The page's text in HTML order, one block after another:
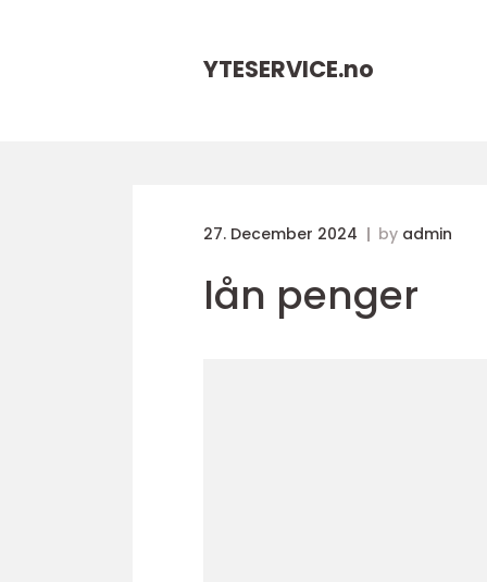
YTESERVICE.no
27. December 2024 by admin
lån penger